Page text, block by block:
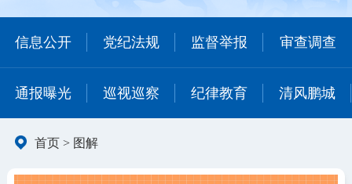
信息公开 党纪法规 监督举报 审查调查
通报曝光 巡视巡察 纪律教育 清风鹏城
首页> 图解